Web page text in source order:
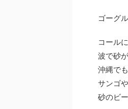
ゴーグ
コール
波で砂
沖縄で
サンゴ
砂のビ